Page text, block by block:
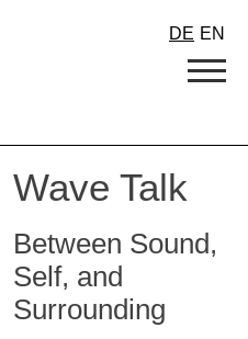
DE EN
Wave Talk
Between Sound,
Self, and
Surrounding